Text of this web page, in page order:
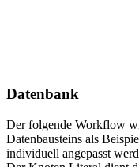
Datenbank
Der folgende Workflow
Datenbausteins als
individuell angepasst